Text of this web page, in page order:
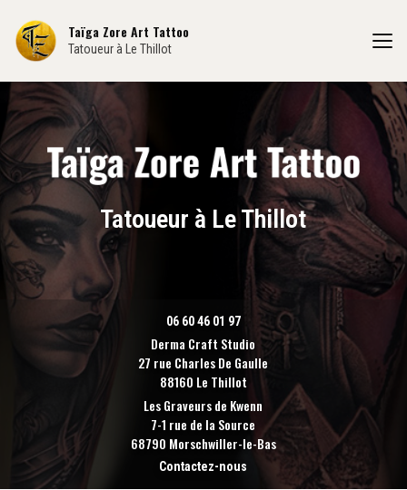
contenu
principal
Taïga Zore Art Tattoo
Tatoueur à Le Thillot
Tatoueur à Le Thillot
06 60 46 01 97
Derma Craft Studio
27 rue Charles De Gaulle
88160 Le Thillot
Les Graveurs de Kwenn
7-1 rue de la Source
68790 Morschwiller-le-Bas
Contactez-nous